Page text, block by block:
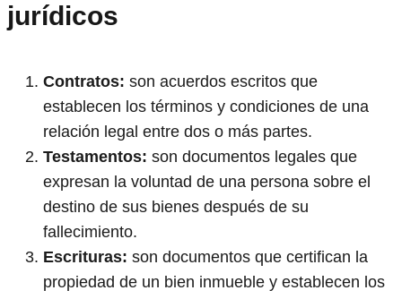
jurídicos
Contratos: son acuerdos escritos que
establecen los términos y condiciones de una
relación legal entre dos o más partes.
Testamentos: son documentos legales que
expresan la voluntad de una persona sobre el
destino de sus bienes después de su
fallecimiento.
Escrituras: son documentos que certifican la
propiedad de un bien inmueble y establecen los